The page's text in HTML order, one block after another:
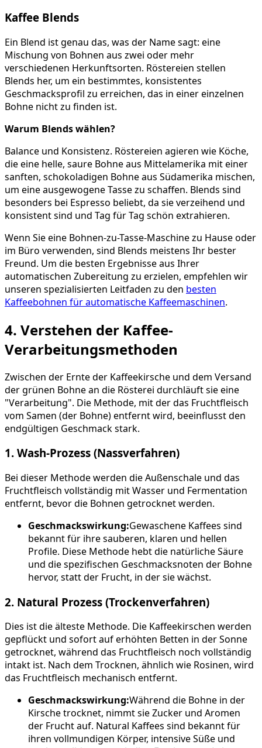
Kaffee Blends
Ein Blend ist genau das, was der Name sagt: eine
Mischung von Bohnen aus zwei oder mehr
verschiedenen Herkunftsorten. Röstereien stellen
Blends her, um ein bestimmtes, konsistentes
Geschmacksprofil zu erreichen, das in einer einzelnen
Bohne nicht zu finden ist.
Warum Blends wählen?
Balance und Konsistenz. Röstereien agieren wie Köche,
die eine helle, saure Bohne aus Mittelamerika mit einer
sanften, schokoladigen Bohne aus Südamerika mischen,
um eine ausgewogene Tasse zu schaffen. Blends sind
besonders bei Espresso beliebt, da sie verzeihend und
konsistent sind und Tag für Tag schön extrahieren.
Wenn Sie eine Bohnen-zu-Tasse-Maschine zu Hause oder
im Büro verwenden, sind Blends meistens Ihr bester
Freund. Um die besten Ergebnisse aus Ihrer
automatischen Zubereitung zu erzielen, empfehlen wir
unseren spezialisierten Leitfaden zu den besten
Kaffeebohnen für automatische Kaffeemaschinen.
4. Verstehen der Kaffee-
Verarbeitungsmethoden
Zwischen der Ernte der Kaffeekirsche und dem Versand
der grünen Bohne an die Rösterei durchläuft sie eine
"Verarbeitung". Die Methode, mit der das Fruchtfleisch
vom Samen (der Bohne) entfernt wird, beeinflusst den
endgültigen Geschmack stark.
1. Wash-Prozess (Nassverfahren)
Bei dieser Methode werden die Außenschale und das
Fruchtfleisch vollständig mit Wasser und Fermentation
entfernt, bevor die Bohnen getrocknet werden.
Geschmackswirkung:Gewaschene Kaffees sind
bekannt für ihre sauberen, klaren und hellen
Profile. Diese Methode hebt die natürliche Säure
und die spezifischen Geschmacksnoten der Bohne
hervor, statt der Frucht, in der sie wächst.
2. Natural Prozess (Trockenverfahren)
Dies ist die älteste Methode. Die Kaffeekirschen werden
gepflückt und sofort auf erhöhten Betten in der Sonne
getrocknet, während das Fruchtfleisch noch vollständig
intakt ist. Nach dem Trocknen, ähnlich wie Rosinen, wird
das Fruchtfleisch mechanisch entfernt.
Geschmackswirkung:Während die Bohne in der
Kirsche trocknet, nimmt sie Zucker und Aromen
der Frucht auf. Natural Kaffees sind bekannt für
ihren vollmundigen Körper, intensive Süße und